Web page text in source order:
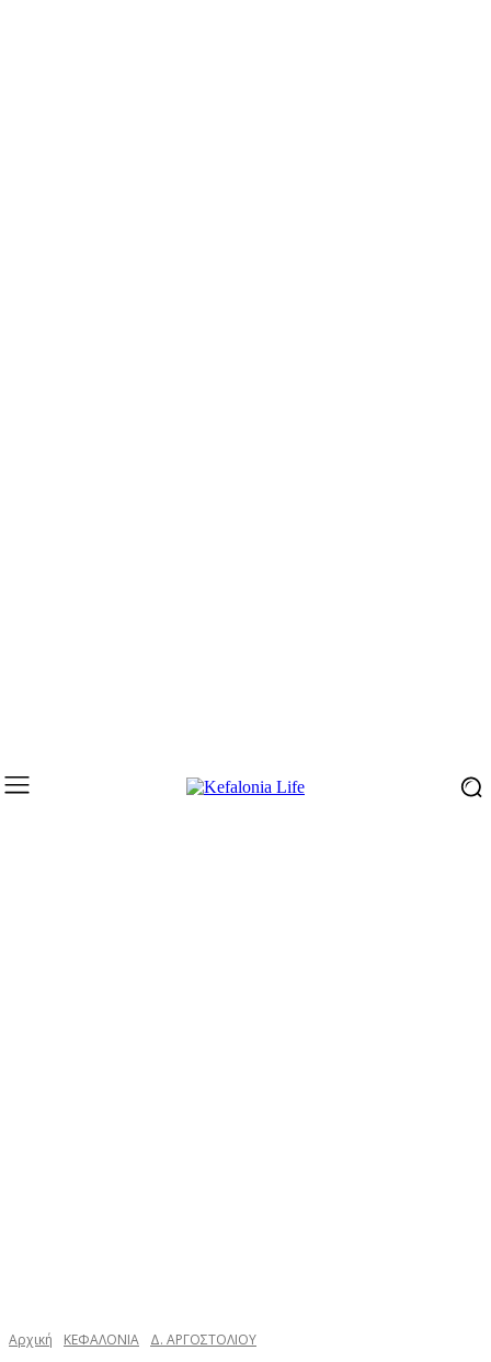
Αρχική ΚΕΦΑΛΟΝΙΑ Δ. ΑΡΓΟΣΤΟΛΙΟΥ